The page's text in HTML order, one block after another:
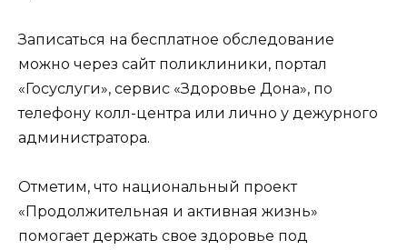
Записаться на бесплатное обследование
можно через сайт поликлиники, портал
«Госуслуги», сервис «Здоровье Дона», по
телефону колл-центра или лично у дежурного
администратора.
Отметим, что национальный проект
«Продолжительная и активная жизнь»
помогает держать свое здоровье под